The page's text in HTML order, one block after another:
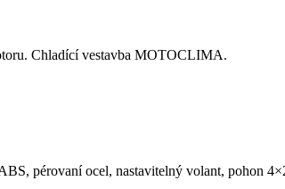
Chladící vestavba MOTOCLIMA.
pérovaní ocel, nastavitelný volant, pohon